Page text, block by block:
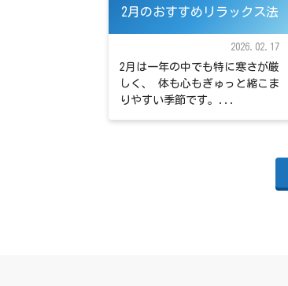
2月のおすすめリラックス法
2026.02.17
2月は一年の中でも特に寒さが厳
しく、 体も心もぎゅっと縮こま
りやすい季節です。...